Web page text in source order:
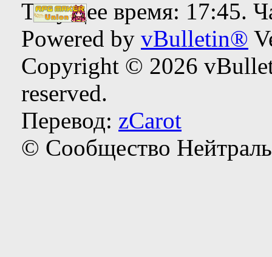
Текущее время: 17:45.
Powered by vBulletin®
Copyright © 2026
reserved.
Перевод: zCarot
© Сообщество